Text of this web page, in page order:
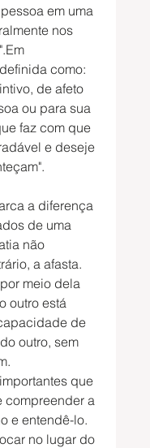
em uma
nos
como:
de afeto
ou para sua
faz com que
e deseje
a diferença
de uma
não
a afasta.
meio dela
outro está
de
outro, sem
que
compreender a
e entendê-lo.
no lugar do